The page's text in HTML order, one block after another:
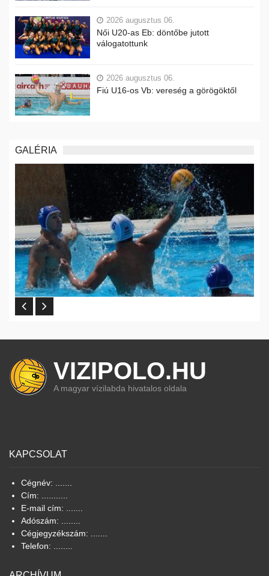
2026 augusztus 06.
Női U20-as Eb: döntőbe jutott
válogatottunk
2026 augusztus 06.
Fiú U16-os Vb: vereség a görögöktől
GALÉRIA
VIZIPOLO.HU
A magyar vízilabda hivatalos oldala
KAPCSOLAT
Cégnév: .......
Cím: ...........
E-mail cím: .......
Adószám: ........
Cégjegyzékszám: .......
Telefon: ........